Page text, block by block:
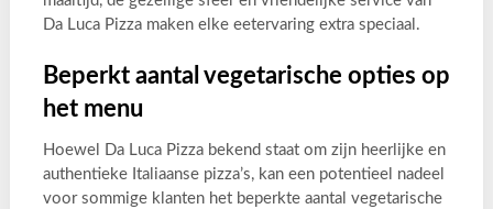
Da Luca Pizza maken elke eetervaring extra speciaal.
Beperkt aantal vegetarische opties op
het menu
Hoewel Da Luca Pizza bekend staat om zijn heerlijke en
authentieke Italiaanse pizza’s, kan een potentieel nadeel
voor sommige klanten het beperkte aantal vegetarische